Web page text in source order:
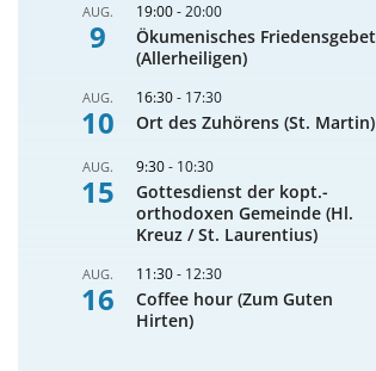
AUG.
9
19:00-20:00
Ökumenisches Friedensgebet
(Allerheiligen)
AUG.
10
16:30- 17:30
Ort des Zuhörens (St. Martin)
AUG.
15
9:30- 10:30
Gottesdienst der kopt.-
orthodoxen Gemeinde (Hl.
Kreuz / St. Laurentius)
AUG.
16
11:30- 12:30
Coffee hour (Zum Guten
Hirten)